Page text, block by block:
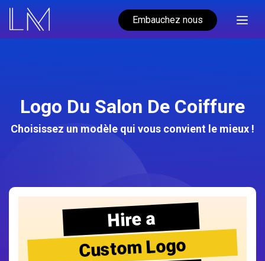
Embauchez nous
Logo Du Salon De Coiffure
Choisissez un modèle qui vous convient le mieux !
Hire a
Custom Logo